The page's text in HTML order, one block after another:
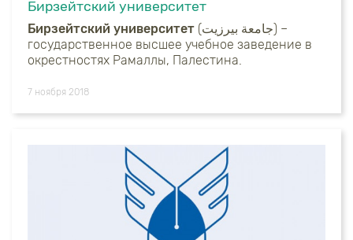
Бирзейтский университет
Бирзейтский университет (جامعة بيرزيت) –
государственное высшее учебное заведение в
окрестностях Рамаллы, Палестина.
7 ноября 2018